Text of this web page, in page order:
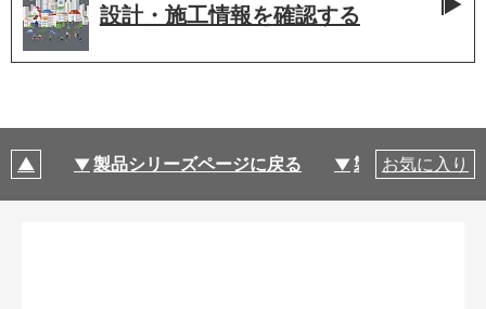
設計・施工情報を確認する
製品シリーズページに戻る 製品仕様
お気に入り